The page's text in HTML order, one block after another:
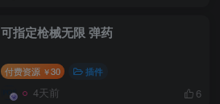
可指定枪械无限 弹药
付费资源 ￥30 插件
4天前 6